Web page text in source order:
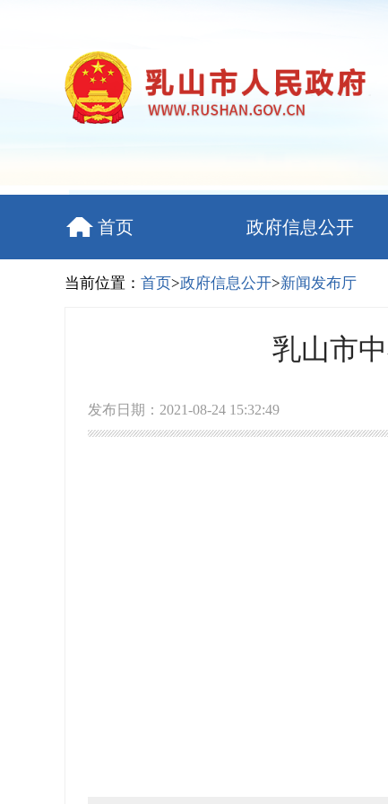
首页 政府信息公开
当前位置： 首页>政府信息公开>新闻发布厅
乳山市
发布日期：2021-08-24 15:32:49